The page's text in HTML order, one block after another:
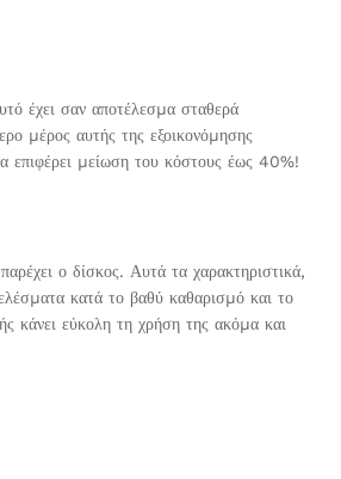
έχει σαν αποτέλεσµα σταθερά
µέρος αυτής της εξοικονόµησης
επιφέρει µείωση του κόστους έως 40%!
ο δίσκος. Αυτά τα χαρακτηριστικά,
κατά το βαθύ καθαρισµό και το
κάνει εύκολη τη χρήση της ακόµα και